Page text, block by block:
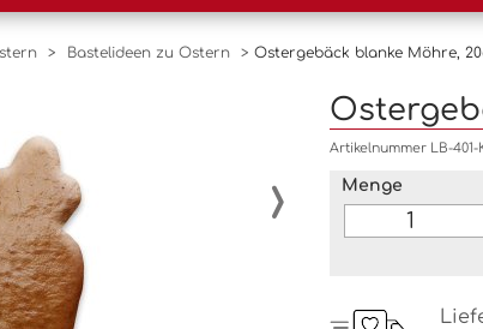
> Bastelideen zu Ostern > Ostergebäck blanke Möhre,
›
Artikelnummer LB-401-
Menge